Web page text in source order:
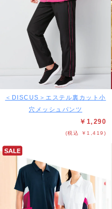
＜DISCUS＞エステル裏カット小
穴メッシュパンツ
￥1,290
(税込 ￥1,419)